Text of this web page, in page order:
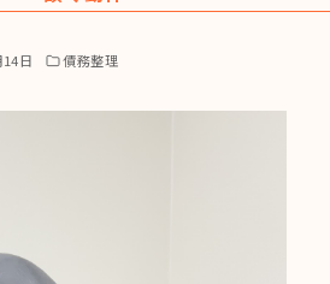
日 債務整理